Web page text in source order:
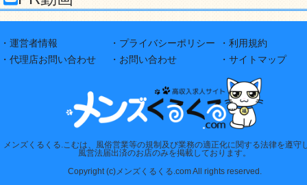
・運営者情報
・代理店お問い合わせ
・プライバシーポリシー
・お問い合わせ
・利用規約
・サイトマップ
メンズくるくる.こむは、風俗営業等の規制及び業務の適正化に関する法律を遵守
風営法届出済のお店のみを掲載しております。
Copyright (c)メンズくるくる.com All rights reserved.